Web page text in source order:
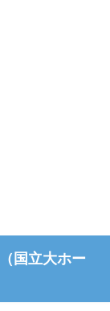
国立大ホー